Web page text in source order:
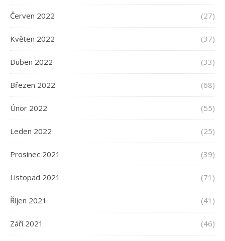
Červen 2022 (27)
Květen 2022 (37)
Duben 2022 (33)
Březen 2022 (68)
Únor 2022 (55)
Leden 2022 (25)
Prosinec 2021 (39)
Listopad 2021 (71)
Říjen 2021 (41)
Září 2021 (46)